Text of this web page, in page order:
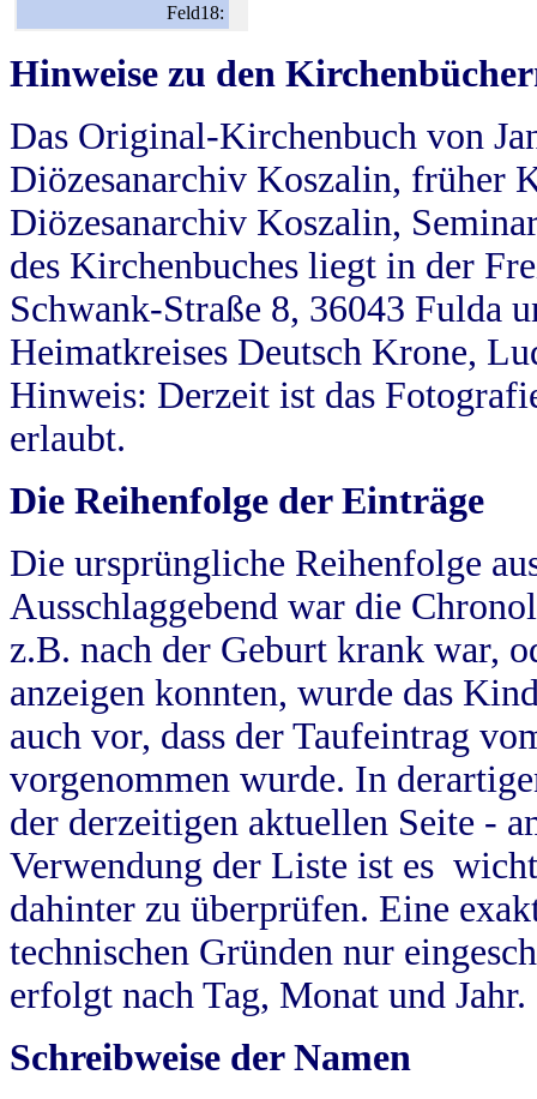
Feld18:
Hinweise zu den
Das Original-Kirchenbuch von
Diözesanarchiv Koszalin, früher
Diözesanarchiv Koszalin,
des Kirchenbuches liegt in der
Schwank-Straße 8, 36043 Fulda
Heimatkreises Deutsch Krone,
Hinweis: Derzeit ist das
erlaubt.
Die Reihenfolge der Einträge
Die ursprüngliche Reihenfolge
Ausschlaggebend war die
z.B. nach der Geburt krank war,
anzeigen konnten, wurde das
auch vor, dass der Taufeintrag
vorgenommen wurde. In
der derzeitigen aktuellen Seite -
Verwendung der Liste ist es
dahinter zu überprüfen. Eine
technischen Gründen nur
erfolgt nach Tag, Monat und Jahr.
Schreibweise der Namen